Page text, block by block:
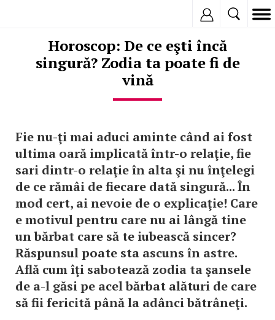
Horoscop: De ce eşti încă
singură? Zodia ta poate fi de
vină
Fie nu-ţi mai aduci aminte când ai fost
ultima oară implicată într-o relaţie, fie
sari dintr-o relaţie în alta şi nu înţelegi
de ce rămâi de fiecare dată singură... În
mod cert, ai nevoie de o explicaţie! Care
e motivul pentru care nu ai lângă tine
un bărbat care să te iubească sincer?
Răspunsul poate sta ascuns în astre.
Află cum îţi sabotează zodia ta şansele
de a-l găsi pe acel bărbat alături de care
să fii fericită până la adânci bătrâneţi.